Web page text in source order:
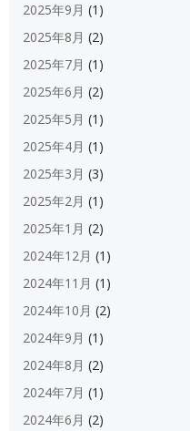
2025年9月 (1)
2025年8月 (2)
2025年7月 (1)
2025年6月 (2)
2025年5月 (1)
2025年4月 (1)
2025年3月 (3)
2025年2月 (1)
2025年1月 (2)
2024年12月 (1)
2024年11月 (1)
2024年10月 (2)
2024年9月 (1)
2024年8月 (2)
2024年7月 (1)
2024年6月 (2)